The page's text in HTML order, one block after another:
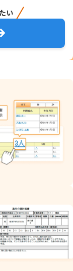
い